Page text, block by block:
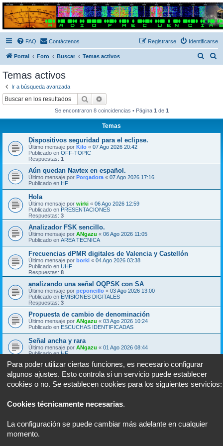
Radio Frecuencias
Foro de Radio Frecuencias
FAQ Contáctenos Identificarse
Registrarse
Portal Foro Buscar Temas activos
Temas activos
Ir a búsqueda avanzada
Buscar
Se encontraron 8 coincidencias • Página 1 de 1
Temas
Dispositivos seguridad para el eclipse.
Último mensaje por Kilo « 07 Ago 2026 20:42
Publicado en OFF-TOPIC
Respuestas: 1
Aún quedan Navtex en español.
Último mensaje por Porgadora « 07 Ago 2026 17:16
Publicado en HF
Hola
Último mensaje por wirki « 06 Ago 2026 12:59
Publicado en PRESENTACIONES
Respuestas: 3
Analizador FSK sencillo.
Último mensaje por ANgazu « 06 Ago 2026 11:05
Publicado en AREA TECNICA
Frecuencias dPMR digitales de Valencia y Castellón
Último mensaje por borki « 04 Ago 2026 03:38
Publicado en UHF
Respuestas: 8
analizando una señal OQPSK con SA
Último mensaje por peponcillo « 03 Ago 2026 13:00
Publicado en EMISIONES DIGITALES
Respuestas: 3
Propuesta de cambio de denominación
Último mensaje por ANgazu « 03 Ago 2026 10:24
Publicado en ESCUCHAS IDENTIFICADAS
Señal ancha y rara
Último mensaje por ANgazu « 01 Ago 2026 08:44
Publicado enHF
Se encontraron 8 coincidencias • Página
Para poder utilizar ciertas funciones, es necesario configurar
algunos ajustes. Esto controla si un servicio puede establecer
cookies o no. Se establecen cookies para los siguientes servicios:
Cookies técnicamente necesarias.
La configuración se puede cambiar más adelante en cualquier
momento.